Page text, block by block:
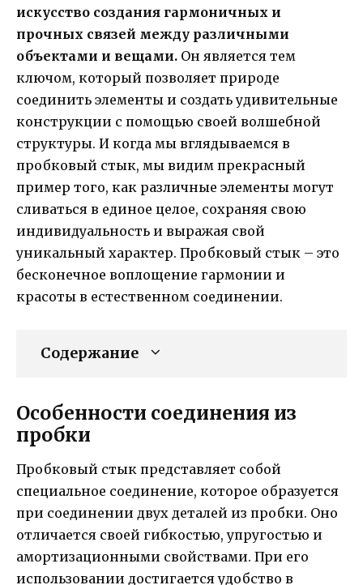
искусство создания гармоничных и
прочных связей между различными
объектами и вещами. Он является тем
ключом, который позволяет природе
соединить элементы и создать удивительные
конструкции с помощью своей волшебной
структуры. И когда мы вглядываемся в
пробковый стык, мы видим прекрасный
пример того, как различные элементы могут
сливаться в единое целое, сохраняя свою
индивидуальность и выражая свой
уникальный характер. Пробковый стык – это
бесконечное воплощение гармонии и
красоты в естественном соединении.
Содержание
Особенности соединения из
пробки
Пробковый стык представляет собой
специальное соединение, которое образуется
при соединении двух деталей из пробки. Оно
отличается своей гибкостью, упругостью и
амортизационными свойствами. При его
использовании достигается удобство в